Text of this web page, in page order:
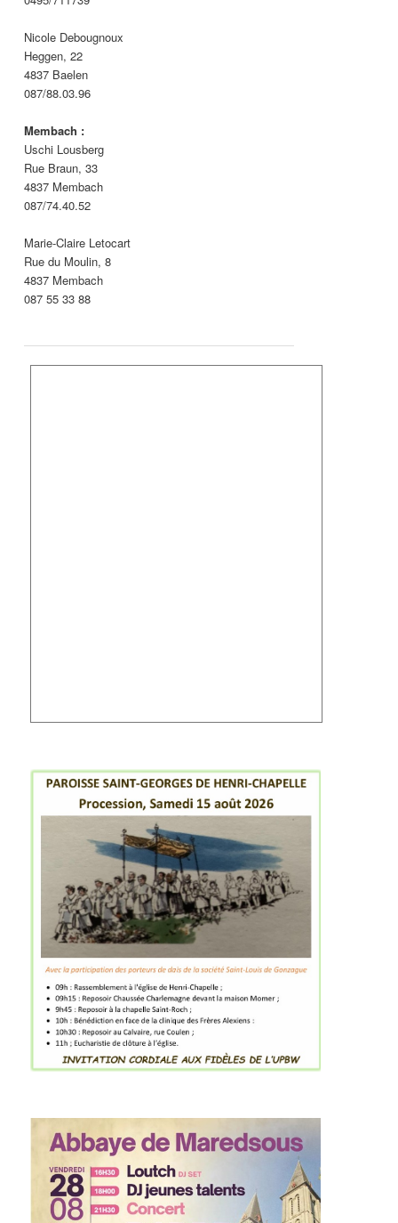
Nicole Debougnoux
Heggen, 22
4837 Baelen
087/88.03.96
Membach :
Uschi Lousberg
Rue Braun, 33
4837 Membach
087/74.40.52
Marie-Claire Letocart
Rue du Moulin, 8
4837 Membach
087 55 33 88